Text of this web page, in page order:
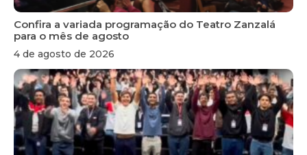
Confira a variada programação do Teatro Zanzalá
para o mês de agosto
4 de agosto de 2026